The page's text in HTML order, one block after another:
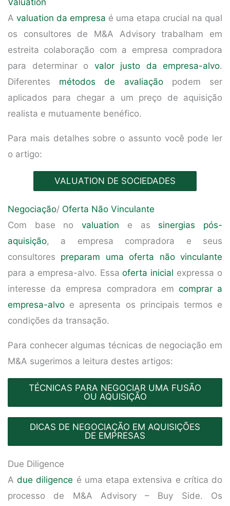
Valuation
A valuation da empresa é uma etapa crucial na qual
os consultores de M&A Advisory trabalham em
estreita colaboração com a empresa compradora
para determinar o valor justo da empresa-alvo.
Diferentes métodos de avaliaçãopodem ser
aplicados para chegar a um preço de aquisição
realista e mutuamente benéfico.
Para mais detalhes sobre o assunto você pode ler
o artigo:
VALUATION DE SOCIEDADES
Negociação/ Oferta Não Vinculante
Com base novaluation e as sinergias pós-
aquisição, a empresa compradora e seus
consultores preparam uma oferta não vinculante
para a empresa-alvo. Essaoferta inicial expressa o
interesse da empresa compradora em comprar a
empresa-alvo e apresenta os principais termos e
condições da transação.
Para conhecer algumas técnicas de negociação em
M&A sugerimos a leitura destes artigos:
TÉCNICAS PARA NEGOCIAR UMA FUSÃO
OU AQUISIÇÃO
DICAS DE NEGOCIAÇÃO EM AQUISIÇÕES
DE EMPRESAS
Due Diligence
Adue diligence é uma etapa extensiva e crítica do
processo de M&A Advisory – Buy Side. Os